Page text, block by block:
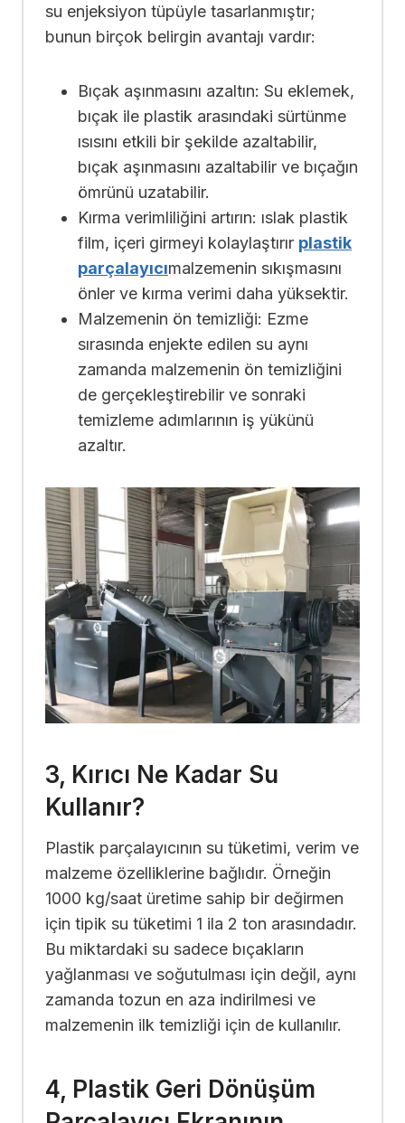
su enjeksiyon tüpüyle tasarlanmıştır;
bunun birçok belirgin avantajı vardır:
Bıçak aşınmasını azaltın: Su eklemek,
bıçak ile plastik arasındaki sürtünme
ısısını etkili bir şekilde azaltabilir,
bıçak aşınmasını azaltabilir ve bıçağın
ömrünü uzatabilir.
Kırma verimliliğini artırın: ıslak plastik
film, içeri girmeyi kolaylaştırır plastik
parçalayıcımalzemenin sıkışmasını
önler ve kırma verimi daha yüksektir.
Malzemenin ön temizliği: Ezme
sırasında enjekte edilen su aynı
zamanda malzemenin ön temizliğini
de gerçekleştirebilir ve sonraki
temizleme adımlarının iş yükünü
azaltır.
3, Kırıcı Ne Kadar Su
Kullanır?
Plastik parçalayıcının su tüketimi, verim ve
malzeme özelliklerine bağlıdır. Örneğin
1000 kg/saat üretime sahip bir değirmen
için tipik su tüketimi 1 ila 2 ton arasındadır.
Bu miktardaki su sadece bıçakların
yağlanması ve soğutulması için değil, aynı
zamanda tozun en aza indirilmesi ve
malzemenin ilk temizliği için de kullanılır.
4, Plastik Geri Dönüşüm